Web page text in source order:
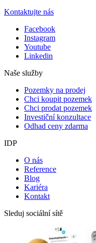
Kontaktujte nás
Facebook
Instagram
Youtube
Linkedin
Naše služby
Pozemky na prodej
Chci koupit pozemek
Chci prodat pozemek
Investiční konzultace
Odhad ceny zdarma
IDP
O nás
Reference
Blog
Kariéra
Kontakt
Sleduj sociální sítě